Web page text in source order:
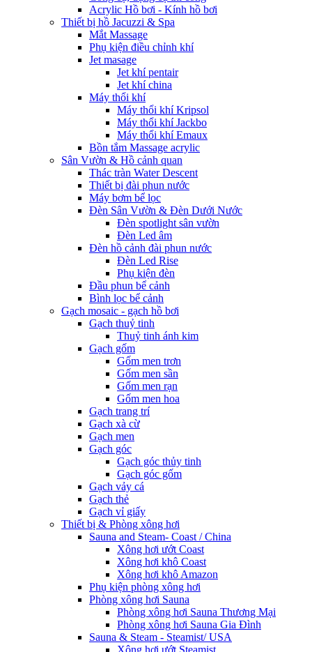
Acrylic Hồ bơi - Kính hồ bơi
Thiết bị hồ Jacuzzi & Spa
Mắt Massage
Phụ kiện điều chỉnh khí
Jet masage
Jet khí pentair
Jet khí china
Máy thổi khí
Máy thổi khí Kripsol
Máy thổi khí Jackbo
Máy thổi khí Emaux
Bồn tắm Massage acrylic
Sân Vườn & Hồ cảnh quan
Thác tràn Water Descent
Thiết bị đài phun nước
Máy bơm bể lọc
Đèn Sân Vườn & Đèn Dưới Nước
Đèn spotlight sân vườn
Đèn Led âm
Đèn hồ cảnh đài phun nước
Đèn Led Rise
Phụ kiện đèn
Đầu phun bể cảnh
Bình lọc bể cảnh
Gạch mosaic - gạch hồ bơi
Gạch thuỷ tinh
Thuỷ tinh ánh kim
Gạch gốm
Gốm men trơn
Gốm men sần
Gốm men rạn
Gốm men hoa
Gạch trang trí
Gạch xà cừ
Gạch men
Gạch góc
Gạch góc thủy tinh
Gạch góc gốm
Gạch vảy cá
Gạch thẻ
Gạch vỉ giấy
Thiết bị & Phòng xông hơi
Sauna and Steam- Coast / China
Xông hơi ướt Coast
Xông hơi khô Coast
Xông hơi khô Amazon
Phụ kiện phòng xông hơi
Phòng xông hơi Sauna
Phòng xông hơi Sauna Thương Mại
Phòng xông hơi Sauna Gia Đình
Sauna & Steam - Steamist/ USA
Xông hơi ướt Steamist